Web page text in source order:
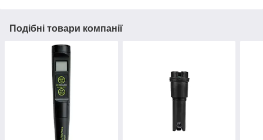
Подібні товари компанії